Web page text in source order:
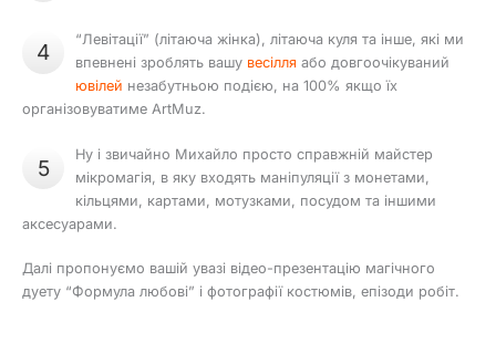
4
“Левітації” (літаюча жінка), літаюча куля та інше, які ми
впевнені зроблять вашу весілля або довгоочікуваний
ювілей незабутньою подією, на 100% якщо їх
організовуватиме ArtMuz.
5
Ну і звичайно Михайло просто справжній майстер
мікромагія, в яку входять маніпуляції з монетами,
кільцями, картами, мотузками, посудом та іншими
аксесуарами.
Далі пропонуємо вашій увазі відео-презентацію магічного
дуету “Формула любові” і фотографії костюмів, епізоди робіт.